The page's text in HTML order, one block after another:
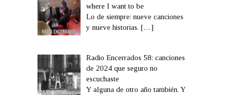
where I want to be
Lo de siempre: nueve canciones
y nueve historias.[…]
Radio Encerrados 58: canciones
de 2024 que seguro no
escuchaste
Y alguna de otro año también. Y